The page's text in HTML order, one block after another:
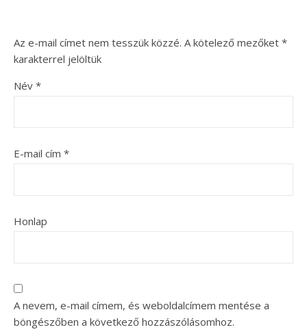
Az e-mail címet nem tesszük közzé. A kötelező mezőket *
karakterrel jelöltük
Név *
E-mail cím *
Honlap
A nevem, e-mail címem, és weboldalcímem mentése a
böngészőben a következő hozzászólásomhoz.